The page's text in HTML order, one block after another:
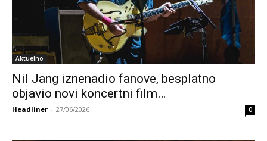
Aktuelno
Nil Jang iznenadio fanove, besplatno
objavio novi koncertni film…
Headliner - 27/06/2026 0